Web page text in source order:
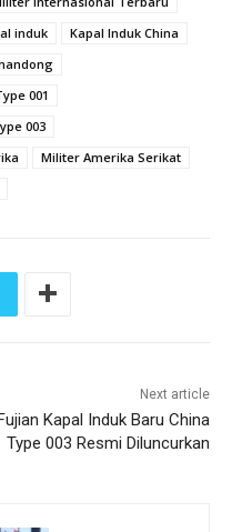
induk
Kapal Induk China
001
003
Militer Amerika Serikat
Next article
Kapal Induk Baru China
Type 003 Resmi Diluncurkan